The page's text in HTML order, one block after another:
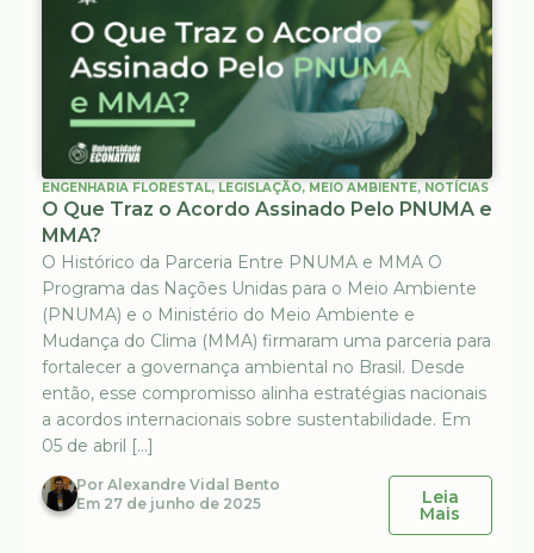
ENGENHARIA FLORESTAL, LEGISLAÇÃO, MEIO AMBIENTE, NOTÍCIAS
O Que Traz o Acordo Assinado Pelo PNUMA e
MMA?
O Histórico da Parceria Entre PNUMA e MMA O
Programa das Nações Unidas para o Meio Ambiente
(PNUMA) e o Ministério do Meio Ambiente e
Mudança do Clima (MMA) firmaram uma parceria para
fortalecer a governança ambiental no Brasil. Desde
então, esse compromisso alinha estratégias nacionais
a acordos internacionais sobre sustentabilidade. Em
05 de abril […]
Por Alexandre Vidal Bento
Em 27 de junho de 2025 Leia
Mais